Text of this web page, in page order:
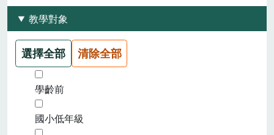
教學對象
選擇全部 清除全部
學齡前
國小低年級